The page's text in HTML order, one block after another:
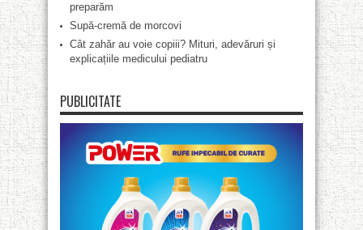
preparăm
Supă-cremă de morcovi
Cât zahăr au voie copiii? Mituri, adevăruri și
explicațiile medicului pediatru
PUBLICITATE